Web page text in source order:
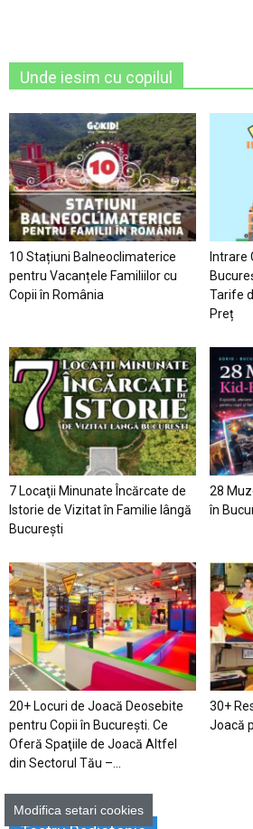
Unde iesim cu copilul
10 Stațiuni Balneoclimaterice
pentru Vacanțele Familiilor cu
Copii în România
Intrare
Tarife
Preț
7 Locaţii Minunate Încărcate de
Istorie de Vizitat în Familie lângă
București
28
în
20+ Locuri de Joacă Deosebite
pentru Copii în Bucureşti. Ce
Oferă Spaţiile de Joacă Altfel
din Sectorul Tău –...
30+
Joacă
Modifica setari cookies